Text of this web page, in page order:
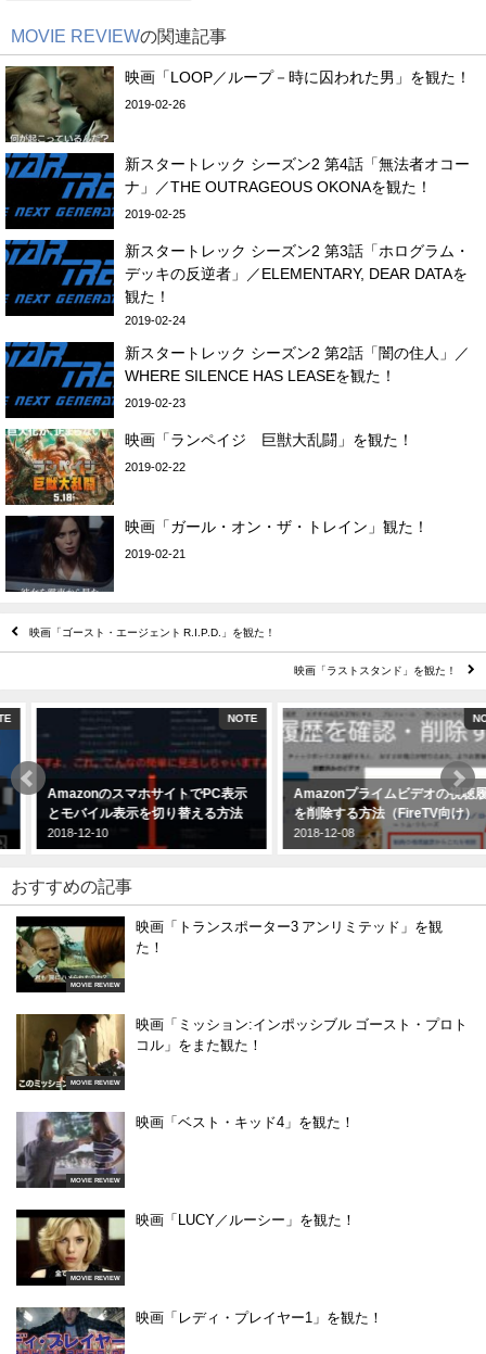
MOVIE REVIEWの関連記事
映画「LOOP／ループ－時に囚われた男」を観た！
2019-02-26
新スタートレック シーズン2 第4話「無法者オコー
ナ」／THE OUTRAGEOUS OKONAを観た！
2019-02-25
新スタートレック シーズン2 第3話「ホログラム・
デッキの反逆者」／ELEMENTARY, DEAR DATAを
観た！
2019-02-24
新スタートレック シーズン2 第2話「闇の住人」／
WHERE SILENCE HAS LEASEを観た！
2019-02-23
映画「ランペイジ 巨獣大乱闘」を観た！
2019-02-22
映画「ガール・オン・ザ・トレイン」観た！
2019-02-21
映画「ゴースト・エージェント R.I.P.D.」を観た！
映画「ラストスタンド」を観た！
NOTE
AmazonのスマホサイトでPC表示
とモバイル表示を切り替える方法
2018-12-10
NOTE
Amazonプライムビデオの視聴履歴
を削除する方法（FireTV向け）
2018-12-08
おすすめの記事
MOVIE REVIEW
映画「トランスポーター3 アンリミテッド」を観
た！
MOVIE REVIEW
映画「ミッション:インポッシブル ゴースト・プロト
コル」をまた観た！
MOVIE REVIEW
映画「ベスト・キッド4」を観た！
MOVIE REVIEW
映画「LUCY／ルーシー」を観た！
映画「レディ・プレイヤー1」を観た！